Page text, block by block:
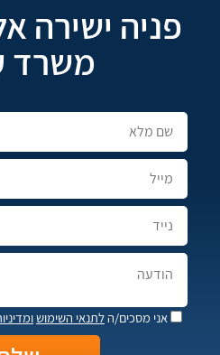
פניה ישירה
משרד
אני מסכים/הלתנאי השימוש